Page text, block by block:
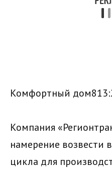
Комфортный
Компания
намерение возвести
цикла для